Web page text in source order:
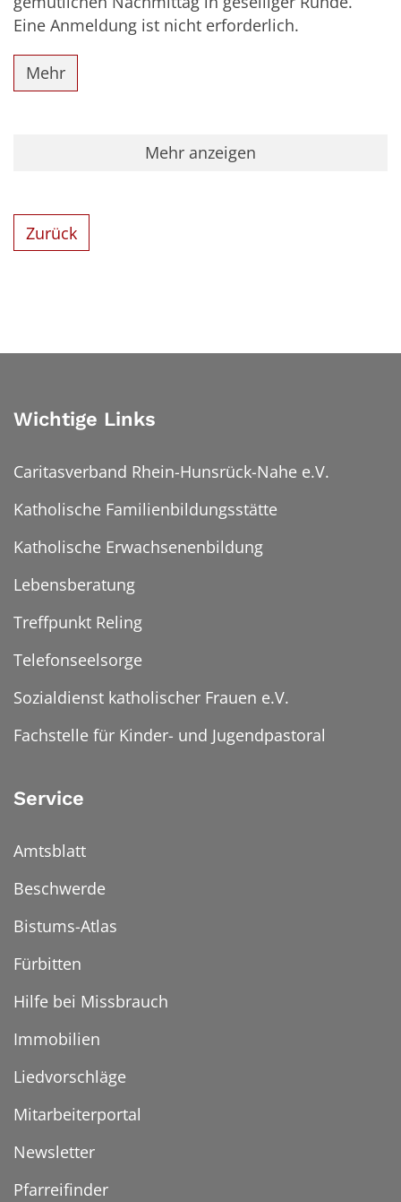
Eine Anmeldung ist nicht erforderlich.
Mehr
Mehr anzeigen
Zurück
Wichtige Links
Caritasverband Rhein-Hunsrück-Nahe e.V.
Katholische Familienbildungsstätte
Katholische Erwachsenenbildung
Lebensberatung
Treffpunkt Reling
Telefonseelsorge
Sozialdienst katholischer Frauen e.V.
Fachstelle für Kinder- und Jugendpastoral
Service
Amtsblatt
Beschwerde
Bistums-Atlas
Fürbitten
Hilfe bei Missbrauch
Immobilien
Liedvorschläge
Mitarbeiterportal
Newsletter
Pfarreifinder